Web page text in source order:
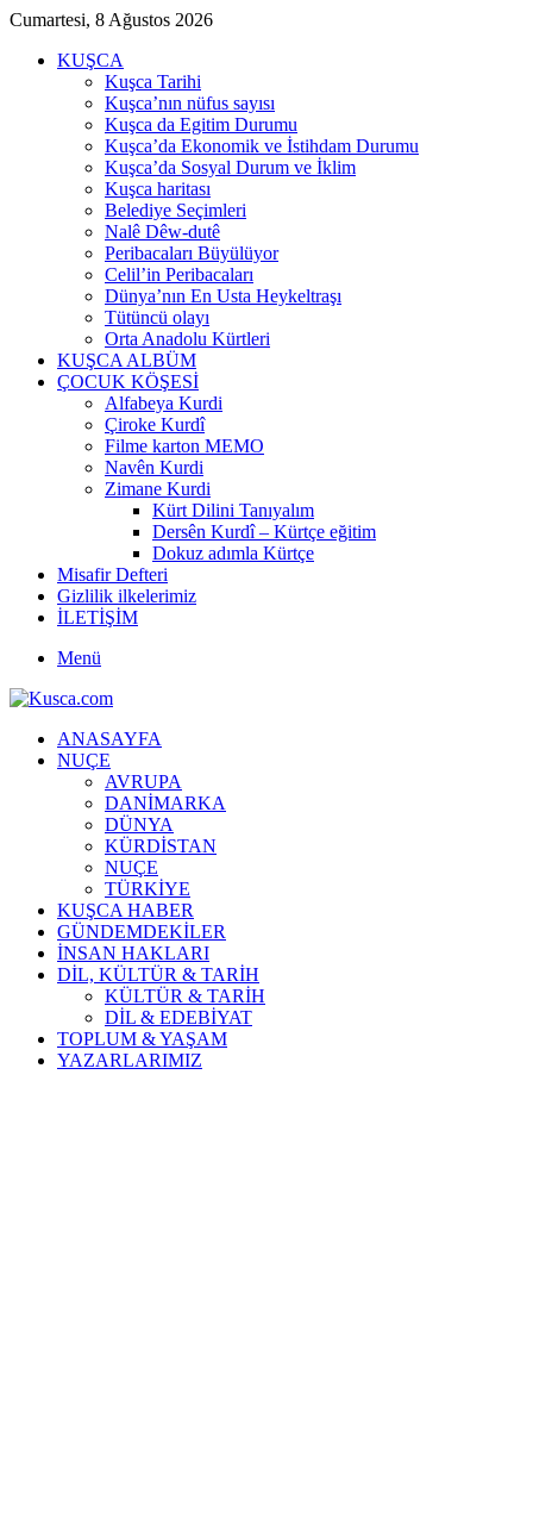
Cumartesi, 8 Ağustos 2026
KUŞCA
Kuşca Tarihi
Kuşca’nın nüfus sayısı
Kuşca da Egitim Durumu
Kuşca’da Ekonomik ve İstihdam Durumu
Kuşca’da Sosyal Durum ve İklim
Kuşca haritası
Belediye Seçimleri
Nalê Dêw-dutê
Peribacaları Büyülüyor
Celil’in Peribacaları
Dünya’nın En Usta Heykeltraşı
Tütüncü olayı
Orta Anadolu Kürtleri
KUŞCA ALBÜM
ÇOCUK KÖŞESİ
Alfabeya Kurdi
Çiroke Kurdî
Filme karton MEMO
Navên Kurdi
Zimane Kurdi
Kürt Dilini Tanıyalım
Dersên Kurdî – Kürtçe eğitim
Dokuz adımla Kürtçe
Misafir Defteri
Gizlilik ilkelerimiz
İLETİŞİM
Menü
ANASAYFA
NUÇE
AVRUPA
DANİMARKA
DÜNYA
KÜRDİSTAN
NUÇE
TÜRKİYE
KUŞCA HABER
GÜNDEMDEKİLER
İNSAN HAKLARI
DİL, KÜLTÜR & TARİH
KÜLTÜR & TARİH
DİL & EDEBİYAT
TOPLUM & YAŞAM
YAZARLARIMIZ